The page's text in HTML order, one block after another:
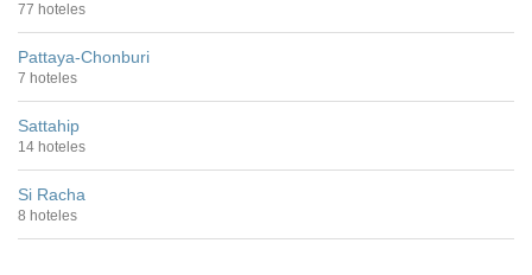
77 hoteles
Pattaya-Chonburi
7 hoteles
Sattahip
14 hoteles
Si Racha
8 hoteles